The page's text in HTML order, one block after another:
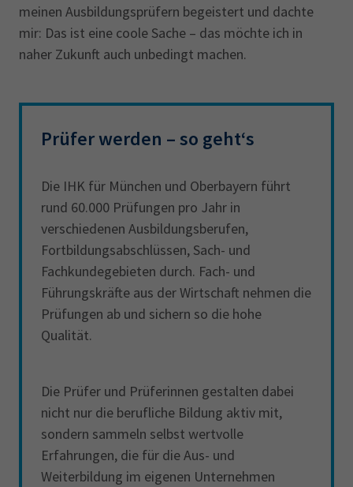
meinen Ausbildungsprüfern begeistert und dachte
mir: Das ist eine coole Sache – das möchte ich in
naher Zukunft auch unbedingt machen.
Prüfer werden – so geht‘s
Die IHK für München und Oberbayern führt
rund 60.000 Prüfungen pro Jahr in
verschiedenen Ausbildungsberufen,
Fortbildungsabschlüssen, Sach- und
Fachkundegebieten durch. Fach- und
Führungskräfte aus der Wirtschaft nehmen die
Prüfungen ab und sichern so die hohe
Qualität.
Die Prüfer und Prüferinnen gestalten dabei
nicht nur die berufliche Bildung aktiv mit,
sondern sammeln selbst wertvolle
Erfahrungen, die für die Aus- und
Weiterbildung im eigenen Unternehmen